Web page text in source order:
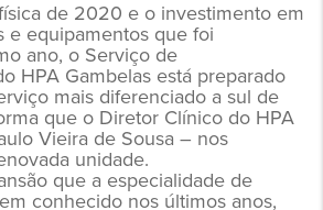
de 2020 e o investimento em
e equipamentos que foi
ano, o Serviço de
HPA Gambelas está preparado
mais diferenciado a sul de
que o Diretor Clínico do HPA
Vieira de Sousa – nos
unidade.
que a especialidade de
conhecido nos últimos anos,